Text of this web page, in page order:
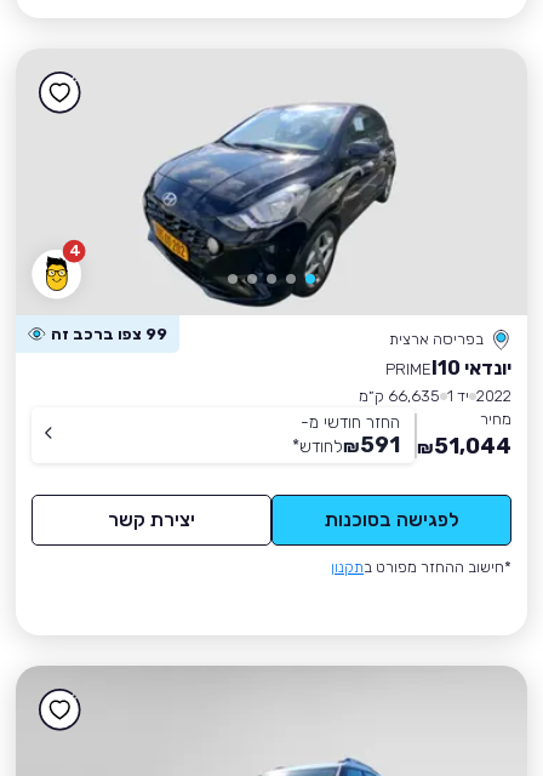
4
בפריסה ארצית 99 צפו ברכב זה
יונדאי I10
PRIME
2022 יד 1
66,635 ק״מ
מחיר
51,044
₪
החזר חודשי מ-
591
₪לחודש*
לפגישה בסוכנות יצירת קשר
*חישוב ההחזר מפורט בתקנון